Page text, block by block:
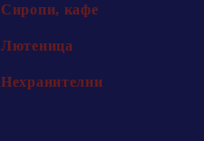
Сиропи, кафе
Лютеница
Нехранителни